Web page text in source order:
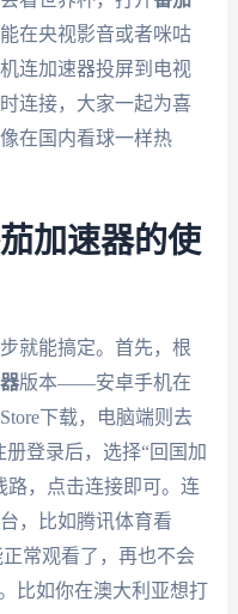
在央视影音或者咪咕
连加速器投屏到电视
连接，大家一起为喜
在国内看球一样热
加速器的使
就能搞定。首先，根
版本——安卓手机在
下载，电脑端则去
册登录后，选择“回国加
路，点击连接即可。连
，比如腾讯体育看
常观看了，再也不会
比如你在澳大利亚想打